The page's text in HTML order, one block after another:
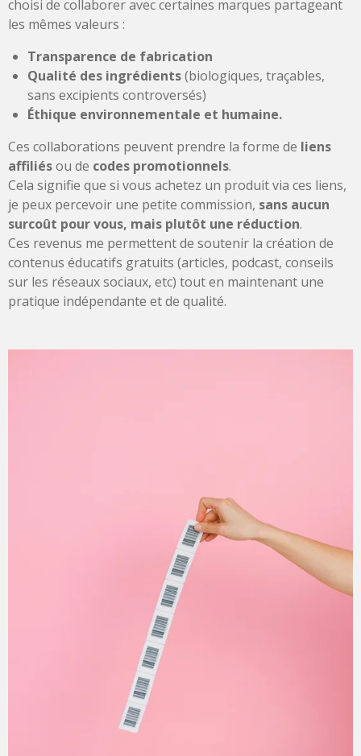
choisi de collaborer avec certaines marques partageant
les mêmes valeurs :
Transparence de fabrication
Qualité des ingrédients(biologiques, traçables,
sans excipients controversés)
Éthique environnementale et humaine.
Ces collaborations peuvent prendre la forme de liens
affiliésou de codes promotionnels.
Cela signifie que si vous achetez un produit via ces liens,
je peux percevoir une petite commission, sans aucun
surcoût pour vous, mais plutôt une réduction.
Ces revenus me permettent de soutenir la création de
contenus éducatifs gratuits (articles, podcast, conseils
sur les réseaux sociaux, etc) tout en maintenant une
pratique indépendante et de qualité.